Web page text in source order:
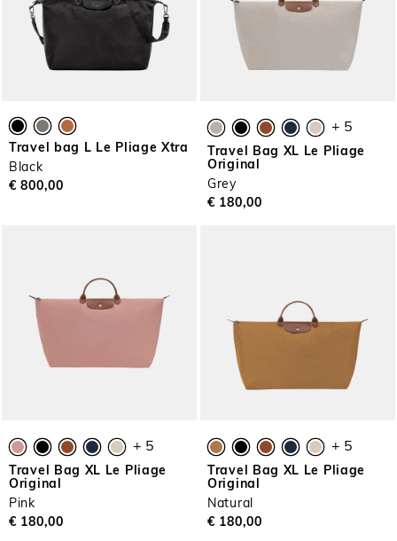
Travel bag L Le Pliage Xtra
Black
€ 800,00
+ 5
Travel Bag XL Le Pliage
Original
Grey
€ 180,00
+ 5
Travel Bag XL Le Pliage
Original
Pink
€ 180,00
+ 5
Travel Bag XL Le Pliage
Original
Natural
€ 180,00